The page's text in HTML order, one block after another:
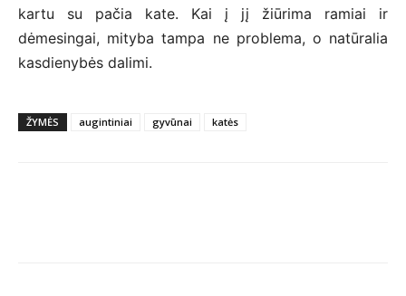
kartu su pačia kate. Kai į jį žiūrima ramiai ir
dėmesingai, mityba tampa ne problema, o natūralia
kasdienybės dalimi.
ŽYMĖS augintiniai gyvūnai katės